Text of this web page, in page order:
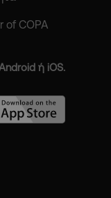
of COPA
ή iOS.